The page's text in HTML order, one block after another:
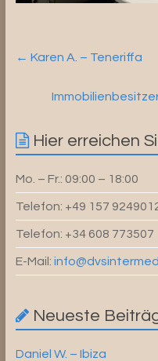
← Karen A. – Teneriffa
Hier erreichen
Mo. – Fr.: 09:00 – 18:00
Telefon: +49 157
Telefon: +34 608 773507
E-Mail:
Neueste
Daniel W. – Ibiza